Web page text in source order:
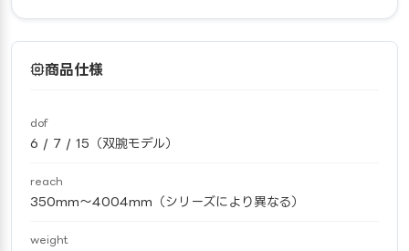
商品仕様
dof
6 / 7 / 15（双腕モデル）
reach
350mm〜4004mm（シリーズにより異なる）
weight